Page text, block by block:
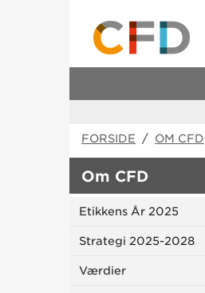
FORSIDE / OM CFD
Om CFD
Etikkens År 2025
Strategi 2025-2028
Værdier